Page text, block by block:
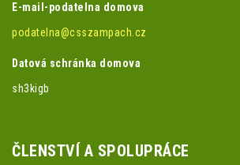
E-mail-podatelna domova
podatelna@csszampach.cz
Datová schránka domova
sh3kigb
ČLENSTVÍ A SPOLUPRÁCE